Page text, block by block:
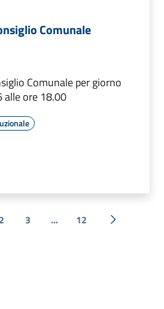
Comunale
Comunale per giorno
alle ore 18.00
2 3 ... 12 Successiva